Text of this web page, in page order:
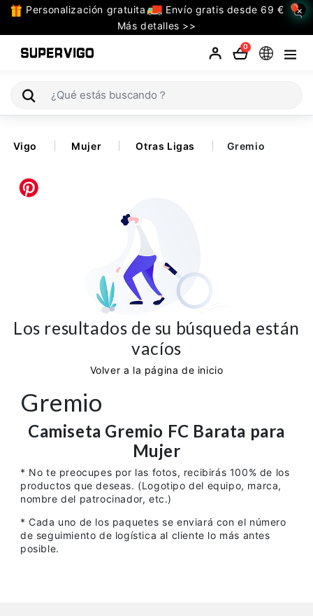
Personalización gratuita
Envío gratis desde 69 €
Más detalles >>
×
0
TODAS
LAS
CATEGORIAS
La Liga
Ligue 1
Vigo Mujer Otras Ligas Gremio
Los resultados de su búsqueda están
vacíos
Volver a la página de inicio
Gremio
Camiseta Gremio FC Barata para
Mujer
* No te preocupes por las fotos, recibirás 100% de los
productos que deseas. (Logotipo del equipo, marca,
nombre del patrocinador, etc.)
* Cada uno de los paquetes se enviará con el número
de seguimiento de logística al cliente lo más antes
posible.